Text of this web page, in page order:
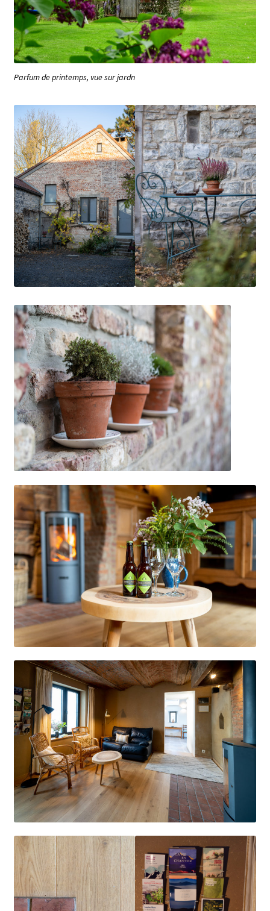
Votre séjour
Culture, gastronomie, sport, bien-être…
Parfum de printemps, vue sur jardn